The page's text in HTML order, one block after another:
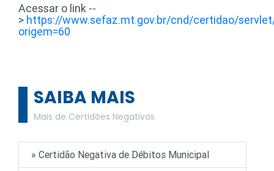
Acessar o link --
> https://www.sefaz.mt.gov.br/cnd/certidao/
origem=60
SAIBA MAIS
Mais de Certidões Negativas
» Certidão Negativa de Débitos Municipal